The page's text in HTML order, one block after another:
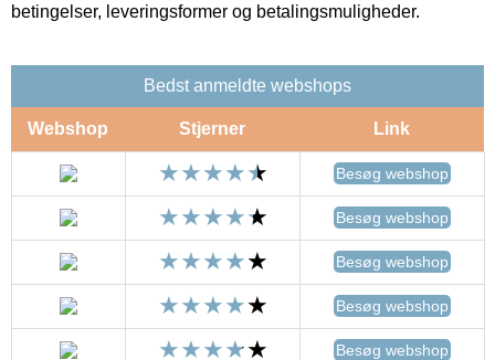
betingelser, leveringsformer og betalingsmuligheder.
Bedst anmeldte webshops
Webshop Stjerner Link
Besøg webshop
Besøg webshop
Besøg webshop
Besøg webshop
Besøg webshop